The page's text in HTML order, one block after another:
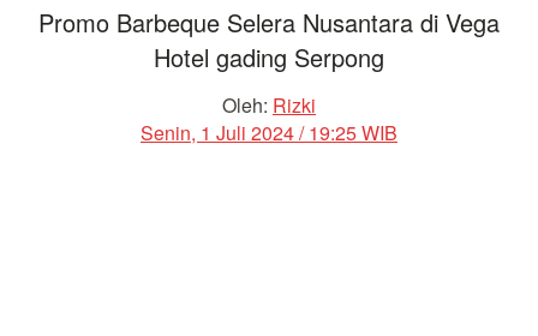
Promo Barbeque Selera Nusantara di Vega
Hotel gading Serpong
Oleh: Rizki
Senin, 1 Juli 2024 / 19:25 WIB